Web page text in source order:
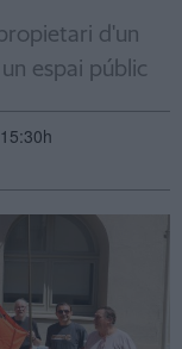
d'un
espai públic